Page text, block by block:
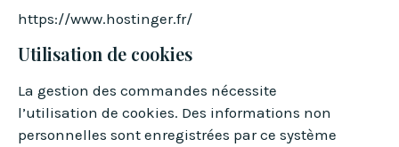
https://www.hostinger.fr/
Utilisation de cookies
La gestion des commandes nécessite
l’utilisation de cookies. Des informations non
personnelles sont enregistrées par ce système